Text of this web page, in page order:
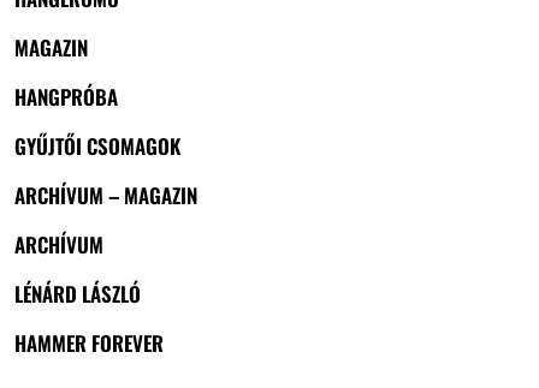
MAGAZIN
HANGPRÓBA
GYŰJTŐI CSOMAGOK
ARCHÍVUM – MAGAZIN
ARCHÍVUM
LÉNÁRD LÁSZLÓ
HAMMER FOREVER